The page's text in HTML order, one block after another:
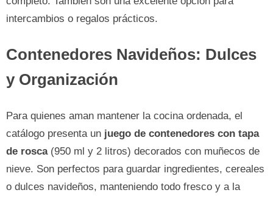
intercambios o regalos prácticos.
Contenedores Navideños: Dulces
y Organización
Para quienes aman mantener la cocina ordenada, el
catálogo presenta un juego de contenedores con tapa
de rosca(950 ml y 2 litros) decorados con muñecos de
nieve. Son perfectos para guardar ingredientes, cereales
o dulces navideños, manteniendo todo fresco y a la